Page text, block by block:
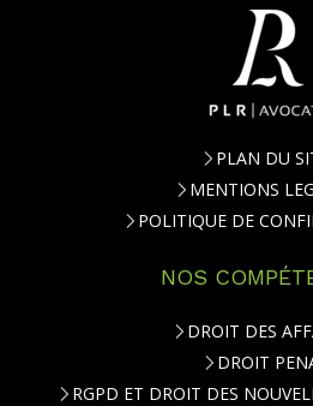
PLAN DU
MENTIONS
POLITIQUE DE
NOS
DROIT DES
DROIT
RGPD ET DROIT DES